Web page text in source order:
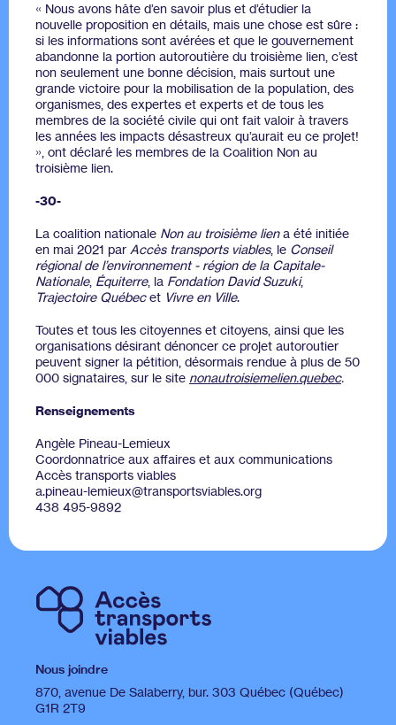
« Nous avons hâte d’en savoir plus et d’étudier la
nouvelle proposition en détails, mais une chose est sûre :
si les informations sont avérées et que le gouvernement
abandonne la portion autoroutière du troisième lien, c’est
non seulement une bonne décision, mais surtout une
grande victoire pour la mobilisation de la population, des
organismes, des expertes et experts et de tous les
membres de la société civile qui ont fait valoir à travers
les années les impacts désastreux qu’aurait eu ce projet!
», ont déclaré les membres de la Coalition Non au
troisième lien.
-30-
La coalition nationale Non au troisième liena été initiée
en mai 2021 par Accès transports viables, le Conseil
régional de l’environnement - région de la Capitale-
Nationale, Équiterre, la Fondation David Suzuki,
Trajectoire Québecet Vivre en Ville.
Toutes et tous les citoyennes et citoyens, ainsi que les
organisations désirant dénoncer ce projet autoroutier
peuvent signer la pétition, désormais rendue à plus de 50
000 signataires, sur le site nonautroisiemelien.quebec.
Renseignements
Angèle Pineau-Lemieux
Coordonnatrice aux affaires et aux communications
Accès transports viables
a.pineau-lemieux@transportsviables.org
438 495-9892
Nous joindre
870, avenue De Salaberry, bur. 303 Québec (Québec)
G1R 2T9